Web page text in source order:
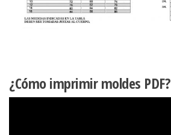
¿Cómo imprimir moldes PDF?